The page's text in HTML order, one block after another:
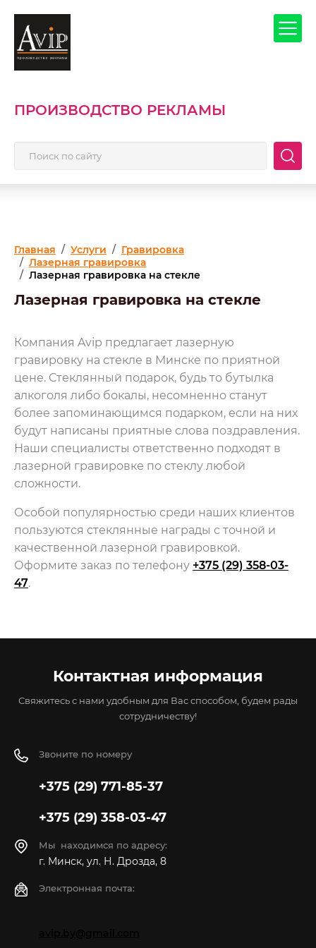
ПРОИЗВОДСТВО РЕКЛАМЫ
Главная / Услуги / Гравировка
/ Лазерная гравировка
/ Лазерная гравировка на стекле
Лазерная гравировка на стекле
Компания Avip предлагает лазерную
гравировку на стекле в Минске по приятной
цене. Стеклянный подарок, будь то бутылка
алкоголя либо бокалы, несомненно станут
более запоминающимся подарком, если на них
будут написаны приятные слова поздравления.
Наши специалисты ответственно подходят в
лазерной гравировке по стеклу любой
сложности.
Особой популярностью среди наших клиентов
пользуются стеклянные награды с точной и
качественной лазерной гравировкой.
Оформите заказ по телефону +375 (29) 358-03-
47.
Контактная информация
Свяжитесь с нами удобным для Вас способом, будем рады
сотрудничеству!
Звоните по номеру
+375 (29) 771-85-37
+375 (29) 358-03-47
Мы находимся по адресу:
г. Минск, ул. Н. Дрозда, 8
Электронная почта: